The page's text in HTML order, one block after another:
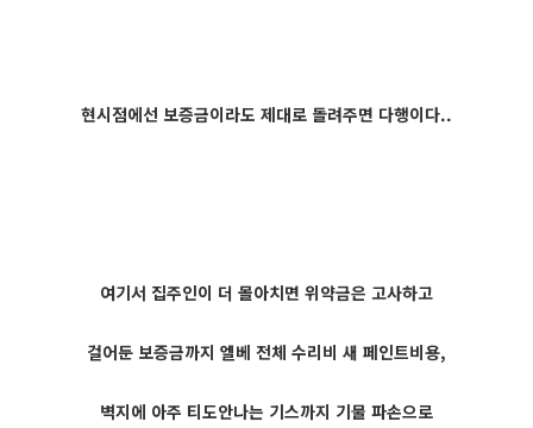
현시점에선 보증금이라도 제대로 돌려주면 다행이다..
여기서 집주인이 더 몰아치면 위약금은 고사하고
걸어둔 보증금까지 엘베 전체 수리비 새 페인트비용,
벽지에 아주 티도안나는 기스까지 기물 파손으로